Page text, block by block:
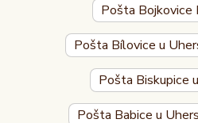
Pošta Bojkovice
Pošta Bílovice u
Pošta Biskupice
Pošta Babice u